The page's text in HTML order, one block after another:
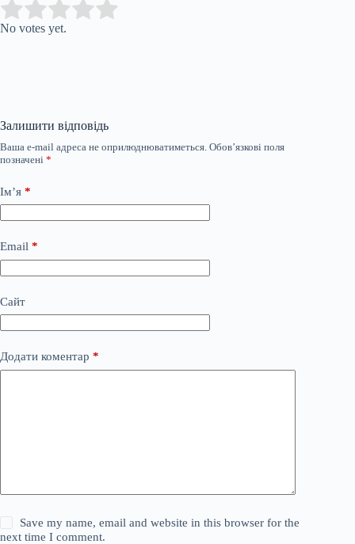
Rate this item:
No votes yet.
Залишити відповідь
Ваша e-mail адреса не оприлюднюватиметься. Обов’язкові поля
позначені *
Ім’я *
Email *
Сайт
Додати коментар *
Save my name, email and website in this browser for the
next time I comment.